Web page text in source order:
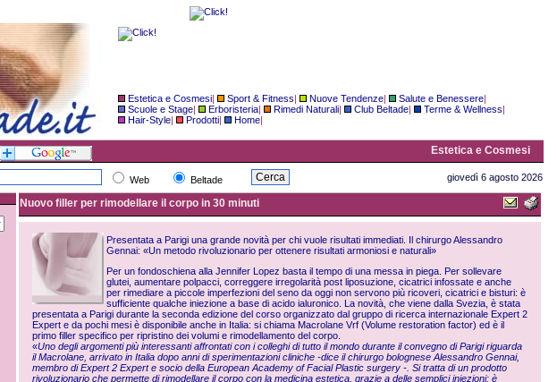
Estetica e Cosmesi| Sport & Fitness| Nuove Tendenze| Salute e Benessere|
Scuole e Stage| Erboristeria| Rimedi Naturali| Club Beltade| Terme & Wellness|
Hair-Style| Prodotti| Home|
Estetica e Cosmesi
Web Beltade giovedì 6 agosto 2026
Nuovo filler per rimodellare il corpo in 30 minuti
Presentata a Parigi una grande novità per chi vuole risultati immediati. Il chirurgo Alessandro
Gennai: «Un metodo rivoluzionario per ottenere risultati armoniosi e naturali»
Per un fondoschiena alla Jennifer Lopez basta il tempo di una messa in piega. Per sollevare
glutei, aumentare polpacci, correggere irregolarità post liposuzione, cicatrici infossate e anche
per rimediare a piccole imperfezioni del seno da oggi non servono più ricoveri, cicatrici e bisturi: è
sufficiente qualche iniezione a base di acido ialuronico. La novità, che viene dalla Svezia, è stata
presentata a Parigi durante la seconda edizione del corso organizzato dal gruppo di ricerca internazionale Expert 2
Expert e da pochi mesi è disponibile anche in Italia: si chiama Macrolane Vrf (Volume restoration factor) ed è il
primo filler specifico per ripristino dei volumi e rimodellamento del corpo.
«Uno degli argomenti più interessanti affrontati con i colleghi di tutto il mondo durante il convegno di Parigi riguarda
il Macrolane, arrivato in Italia dopo anni di sperimentazioni cliniche -dice il chirurgo bolognese Alessandro Gennai,
membro di Expert 2 Expert e socio della European Academy of Facial Plastic surgery -. Si tratta di un prodotto
rivoluzionario che permette di rimodellare il corpo con la medicina estetica, grazie a delle semplici iniezioni: è